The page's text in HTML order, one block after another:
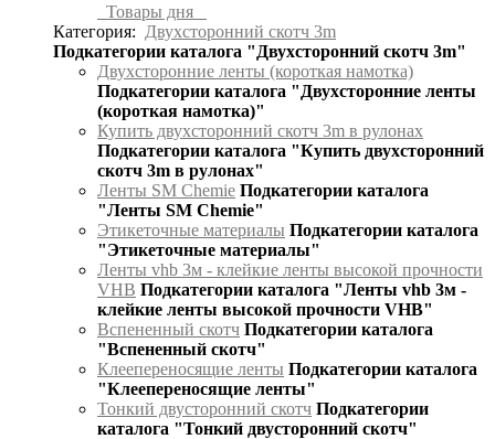
Товары дня
Категория:
Двухсторонний скотч 3m
Подкатегории каталога "Двухсторонний скотч 3m"
Двухсторонние ленты (короткая намотка)
Подкатегории каталога "Двухсторонние ленты
(короткая намотка)"
Купить двухсторонний скотч 3m в рулонах
Подкатегории каталога "Купить двухсторонний
скотч 3m в рулонах"
Ленты SM Chemie Подкатегории каталога
"Ленты SM Chemie"
Этикеточные материалы Подкатегории каталога
"Этикеточные материалы"
Ленты vhb 3м - клейкие ленты высокой прочности
VHB Подкатегории каталога "Ленты vhb 3м -
клейкие ленты высокой прочности VHB"
Вспененный скотч Подкатегории каталога
"Вспененный скотч"
Клеепереносящие ленты Подкатегории каталога
"Клеепереносящие ленты"
Тонкий двусторонний скотч Подкатегории
каталога "Тонкий двусторонний скотч"